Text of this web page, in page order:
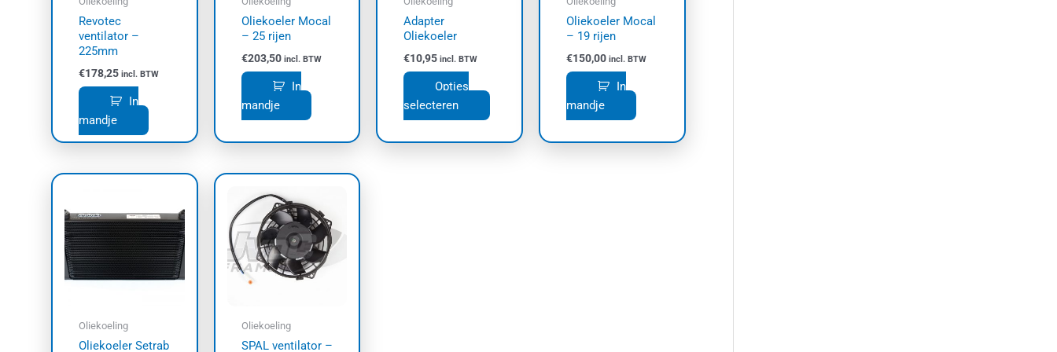
Revotec
ventilator –
225mm
€178,25 incl. BTW
In
mandje
Oliekoeler Mocal
– 25 rijen
€203,50 incl. BTW
In
mandje
Adapter
Oliekoeler
€10,95 incl. BTW
Opties
selecteren
Oliekoeler Mocal
– 19 rijen
€150,00 incl. BTW
In
mandje
Oliekoeling
Oliekoeler Setrab
Oliekoeling
SPAL ventilator –